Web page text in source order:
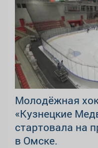
Молодёжная
«Кузнецкие
стартовала на
в Омске.